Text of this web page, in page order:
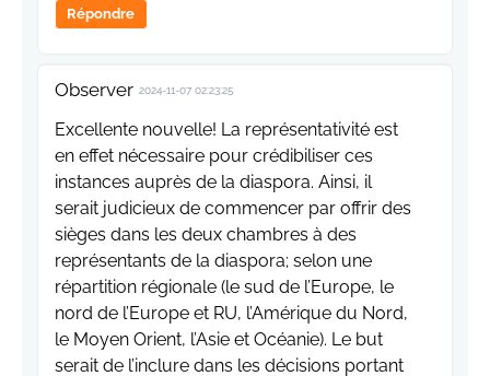
Répondre
Observer 2024-11-07 02:23:25
Excellente nouvelle! La représentativité est
en effet nécessaire pour crédibiliser ces
instances auprès de la diaspora. Ainsi, il
serait judicieux de commencer par offrir des
sièges dans les deux chambres à des
représentants de la diaspora; selon une
répartition régionale (le sud de l’Europe, le
nord de l’Europe et RU, l’Amérique du Nord,
le Moyen Orient, l’Asie et Océanie). Le but
serait de l’inclure dans les décisions portant